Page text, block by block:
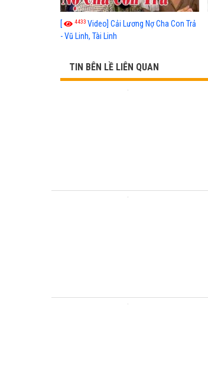
[ 4433 Video] Cải Lương Nợ Cha Con Trả
- Vũ Linh, Tài Linh
TIN BÊN LỀ LIÊN QUAN